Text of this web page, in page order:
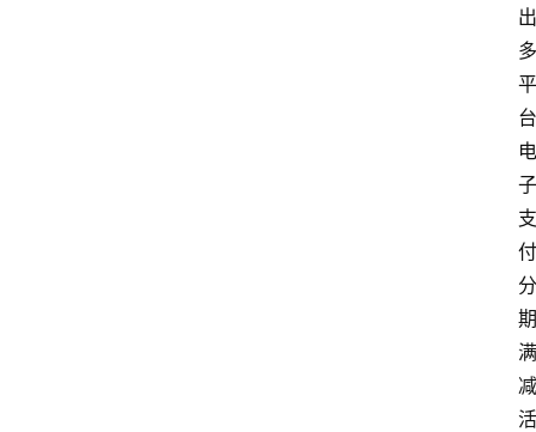
出
多
平
台
电
子
支
付
分
期
满
减
活